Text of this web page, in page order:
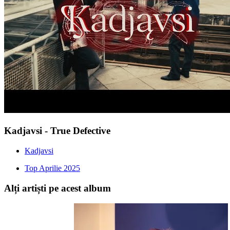
Kadjavsi - True Defective
Kadjavsi
Top Aprilie 2025
Alți artiști pe acest album